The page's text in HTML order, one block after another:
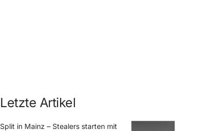
Letzte Artikel
Split in Mainz – Stealers starten mit